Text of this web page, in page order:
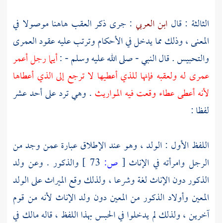
الثالثة : قال ابن العربي : جرى ذكر العقب هاهنا موصولا في
المعنى ، وذلك مما يدخل في الأحكام وترتب عليه عقود العمرى
والتحبيس . قال النبي - صلى الله عليه وسلم - :أيما رجل أعمر
عمرى له ولعقبه فإنها للذي أعطيها لا ترجع إلى الذي أعطاها
لأنه أعطى عطاء وقعت فيه المواريث . وهي ترد على أحد عشر
لفظا :
اللفظ الأول : الولد ، وهو عند الإطلاق عبارة عمن وجد من
الرجل وامرأته في الإناث [ ص:
والذكور . وعن ولد
الذكور دون الإناث لغة وشرعا ، ولذلك وقع الميراث على الولد
المعين وأولاد الذكور من المعين دون ولد الإناث لأنه من قوم
آخرين ، ولذلك لم يدخلوا في الحبس بهذا اللفظ ، قالهمالك في